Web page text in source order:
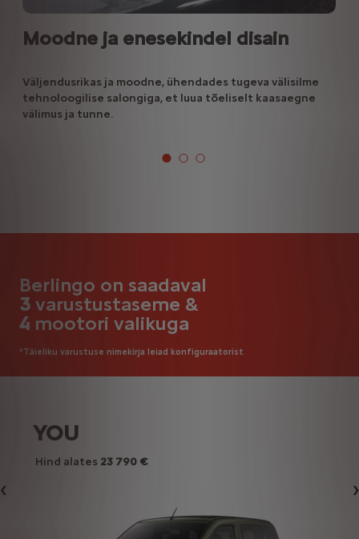
Moodne ja enesekindel disain
Väljendusrikas ja moodne, ühendades tugeva välisilme
tehnoloogilise salongiga, et luua tõeliselt kaasaegne
välimus ja tunne.
Berlingo on saadaval
3 varustustaseme &
4 mootori valikuga
*Täieliku varustuse nimekirja leiad konfiguraatorist
Eelmine
YOU
Hind alates 23 790 €